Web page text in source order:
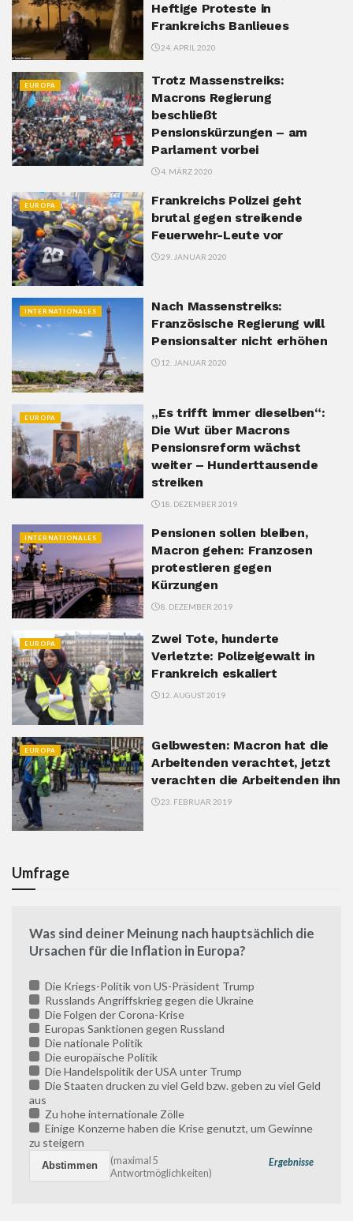
Heftige Proteste in
Frankreichs Banlieues
24. APRIL 2020
EUROPA
Trotz Massenstreiks:
Macrons Regierung
beschließt
Pensionskürzungen – am
Parlament vorbei
4. MÄRZ 2020
EUROPA
Frankreichs Polizei geht
brutal gegen streikende
Feuerwehr-Leute vor
29. JANUAR 2020
INTERNATIONALES
Nach Massenstreiks:
Französische Regierung will
Pensionsalter nicht erhöhen
12. JANUAR 2020
EUROPA
„Es trifft immer dieselben“:
Die Wut über Macrons
Pensionsreform wächst
weiter – Hunderttausende
streiken
18. DEZEMBER 2019
INTERNATIONALES
Pensionen sollen bleiben,
Macron gehen: Franzosen
protestieren gegen
Kürzungen
8. DEZEMBER 2019
EUROPA
Zwei Tote, hunderte
Verletzte: Polizeigewalt in
Frankreich eskaliert
12. AUGUST 2019
EUROPA
Gelbwesten: Macron hat die
Arbeitenden verachtet, jetzt
verachten die Arbeitenden ihn
23. FEBRUAR 2019
Umfrage
Was sind deiner Meinung nach hauptsächlich die
Ursachen für die Inflation in Europa?
Die Kriegs-Politik von US-Präsident Trump
Russlands Angriffskrieg gegen die Ukraine
Die Folgen der Corona-Krise
Europas Sanktionen gegen Russland
Die nationale Politik
Die europäische Politik
Die Handelspolitik der USA unter Trump
Die Staaten drucken zu viel Geld bzw. geben zu viel Geld
aus
Zu hohe internationale Zölle
Einige Konzerne haben die Krise genutzt, um Gewinne
zu steigern
Ergebnisse
(maximal 5
Antwortmöglichkeiten)